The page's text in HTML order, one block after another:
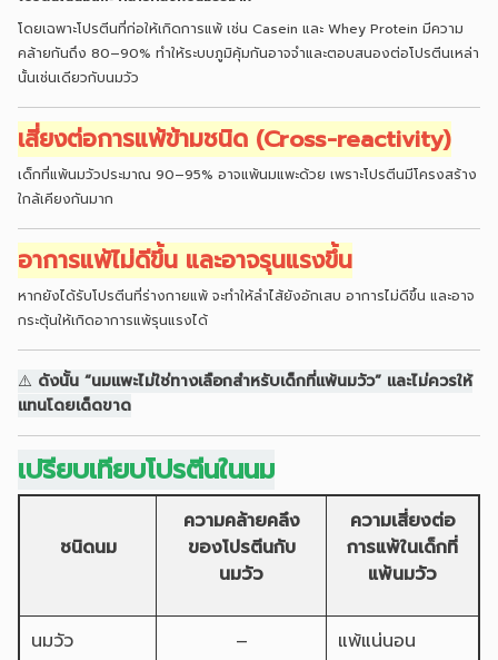
โดยเฉพาะโปรตีนที่ก่อให้เกิดการแพ้ เช่น Casein และ Whey Protein มีความ
คล้ายกันถึง 80–90% ทำให้ระบบภูมิคุ้มกันอาจจำและตอบสนองต่อโปรตีนเหล่า
นั้นเช่นเดียวกับนมวัว
เสี่ยงต่อการแพ้ข้ามชนิด (Cross-reactivity)
เด็กที่แพ้นมวัวประมาณ 90–95% อาจแพ้นมแพะด้วย เพราะโปรตีนมีโครงสร้าง
ใกล้เคียงกันมาก
อาการแพ้ไม่ดีขึ้น และอาจรุนแรงขึ้น
หากยังได้รับโปรตีนที่ร่างกายแพ้ จะทำให้ลำไส้ยังอักเสบ อาการไม่ดีขึ้น และอาจ
กระตุ้นให้เกิดอาการแพ้รุนแรงได้
⚠️ ดังนั้น “นมแพะไม่ใช่ทางเลือกสำหรับเด็กที่แพ้นมวัว” และไม่ควรให้
แทนโดยเด็ดขาด
เปรียบเทียบโปรตีนในนม
ชนิดนม
ความคล้ายคลึง
ของโปรตีนกับ
นมวัว
ความเสี่ยงต่อ
การแพ้ในเด็กที่
แพ้นมวัว
นมวัว – แพ้แน่นอน